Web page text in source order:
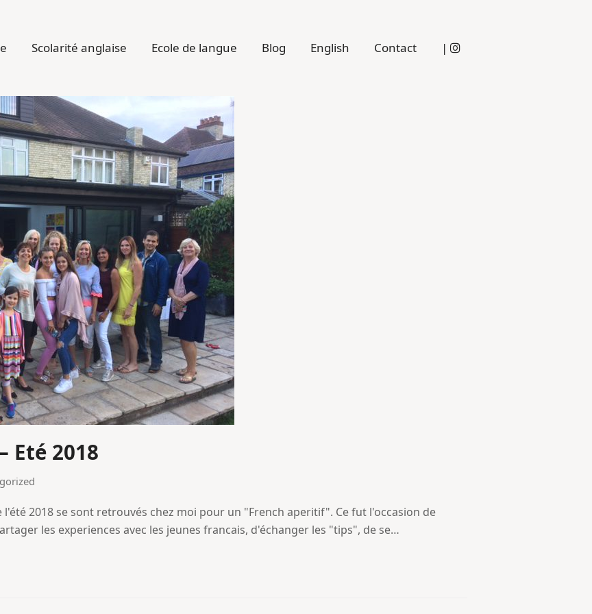
Scolarité anglaise Ecole de langue Blog English Contact |
Eté 2018
l'été 2018 se sont retrouvés chez moi pour un "French aperitif". Ce fut l'occasion de
les experiences avec les jeunes francais, d'échanger les "tips", de se…